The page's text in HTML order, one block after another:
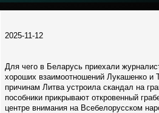
2025-11-12
Для чего в Беларусь приехали
хороших взаимоотношений Лукашенко и
причинам Литва устроила скандал на
пособники прикрывают откровенный
центре внимания на Всебелорусском